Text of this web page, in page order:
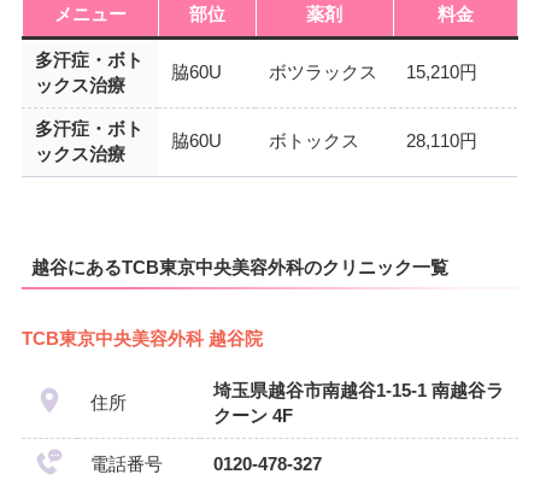
メニュー 部位 薬剤 料金
多汗症・ボト
ックス治療
脇60U ボツラックス 15,210円
多汗症・ボト
ックス治療
脇60U ボトックス 28,110円
越谷にあるTCB東京中央美容外科のクリニック一覧
TCB東京中央美容外科 越谷院
住所
埼玉県越谷市南越谷1-15-1 南越谷ラ
クーン 4F
電話番号 0120-478-327